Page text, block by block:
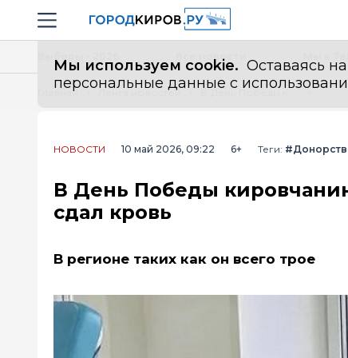
Навигация сайта
Мы используем cookie. Оставаясь
персональные данные с
Все новости
Главная Лента новостей
НОВОСТИ 10 май 2026, 09:22 6+ Теги:
В День Победы
сдал кровь
В регионе таких как он всего трое